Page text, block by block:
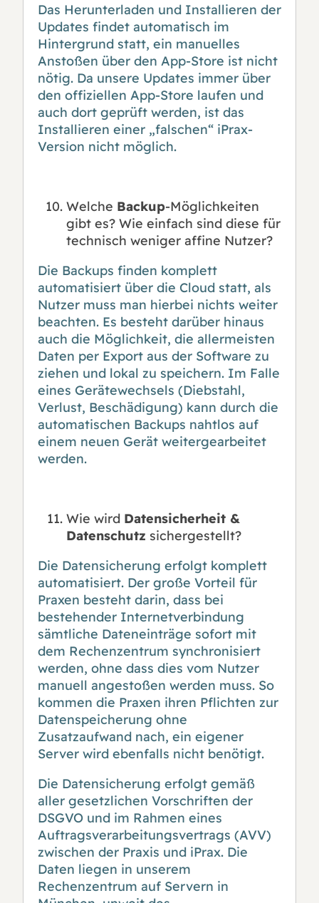
Das Herunterladen und Installieren der
Updates findet automatisch im
Hintergrund statt, ein manuelles
Anstoßen über den App-Store ist nicht
nötig. Da unsere Updates immer über
den offiziellen App-Store laufen und
auch dort geprüft werden, ist das
Installieren einer „falschen“ iPrax-
Version nicht möglich.
Welche Backup-Möglichkeiten
gibt es? Wie einfach sind diese für
technisch weniger affine Nutzer?
Die Backups finden komplett
automatisiert über die Cloud statt, als
Nutzer muss man hierbei nichts weiter
beachten. Es besteht darüber hinaus
auch die Möglichkeit, die allermeisten
Daten per Export aus der Software zu
ziehen und lokal zu speichern. Im Falle
eines Gerätewechsels (Diebstahl,
Verlust, Beschädigung) kann durch die
automatischen Backups nahtlos auf
einem neuen Gerät weitergearbeitet
werden.
Wie wird Datensicherheit &
Datenschutz sichergestellt?
Die Datensicherung erfolgt komplett
automatisiert. Der große Vorteil für
Praxen besteht darin, dass bei
bestehender Internetverbindung
sämtliche Dateneinträge sofort mit
dem Rechenzentrum synchronisiert
werden, ohne dass dies vom Nutzer
manuell angestoßen werden muss. So
kommen die Praxen ihren Pflichten zur
Datenspeicherung ohne
Zusatzaufwand nach, ein eigener
Server wird ebenfalls nicht benötigt.
Die Datensicherung erfolgt gemäß
aller gesetzlichen Vorschriften der
DSGVO und im Rahmen eines
Auftragsverarbeitungsvertrags (AVV)
zwischen der Praxis und iPrax. Die
Daten liegen in unserem
Rechenzentrum auf Servern in